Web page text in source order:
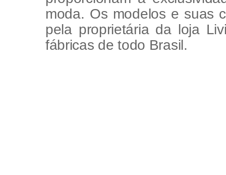
moda. Os modelos e suas
pela proprietária da loja
fábricas de todo Brasil.